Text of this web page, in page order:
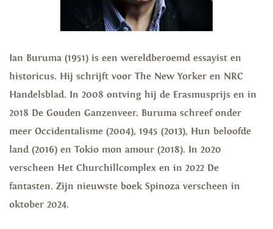
Ian Buruma (1951) is een wereldberoemd essayist en
historicus. Hij schrijft voor The New Yorker en NRC
Handelsblad. In 2008 ontving hij de Erasmusprijs en in
2018 De Gouden Ganzenveer. Buruma schreef onder
meer Occidentalisme (2004), 1945 (2013), Hun beloofde
land (2016) en Tokio mon amour (2018). In 2020
verscheen Het Churchillcomplex en in 2022 De
fantasten. Zijn nieuwste boek Spinoza verscheen in
oktober 2024.